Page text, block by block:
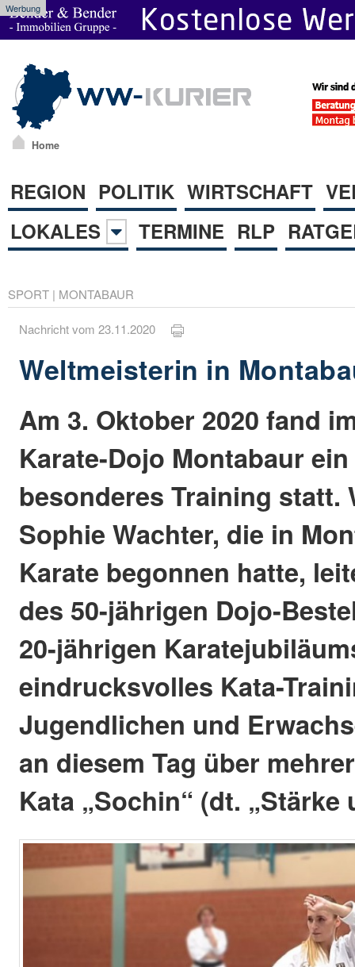
Werbung
Home
REGION POLITIK WIRTSCHAFT
LOKALES
TERMINE RLP
SPORT | MONTABAUR
Nachricht vom 23.11.2020
Weltmeisterin in
Am 3. Oktober 2020 fand
Karate-Dojo Montabaur
besonderes Training statt.
Sophie Wachter, die in
Karate begonnen hatte,
des 50-jährigen Dojo-
20-jährigen
eindrucksvolles Kata-
Jugendlichen und
an diesem Tag über
Kata „Sochin“ (dt. „Stärke